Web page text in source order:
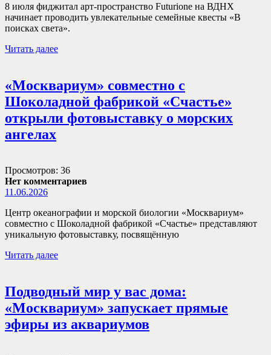
8 июля фиджитал арт-пространство Futurione на ВДНХ
начинает проводить увлекательные семейные квесты «В
поисках света».
Читать далее
«Москвариум» совместно с
Шоколадной фабрикой «Счастье»
открыли фотовыставку о морских
ангелах
Просмотров: 36
Нет комментариев
11.06.2026
Центр океанографии и морской биологии «Москвариум»
совместно с Шоколадной фабрикой «Счастье» представляют
уникальную фотовыставку, посвящённую
Читать далее
Подводный мир у вас дома:
«Москвариум» запускает прямые
эфиры из аквариумов